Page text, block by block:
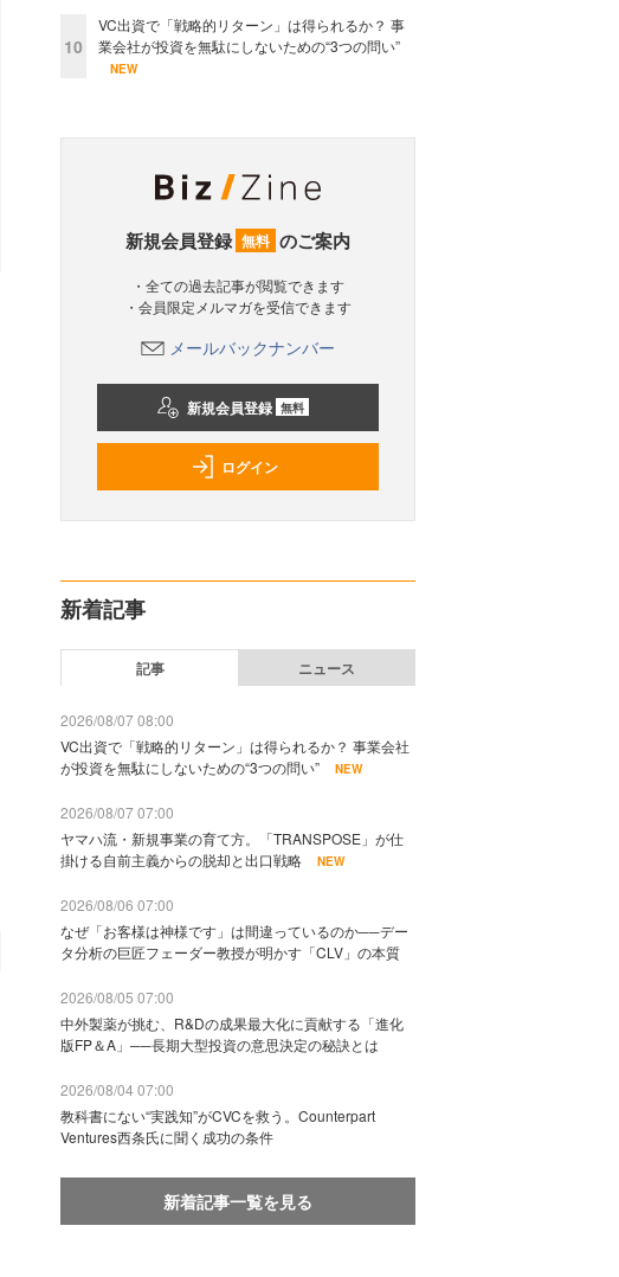
10
VC出資で「戦略的リターン」は得られるか？ 事
業会社が投資を無駄にしないための“3つの問い”
NEW
新規会員登録 無料 のご案内
・全ての過去記事が閲覧できます
・会員限定メルマガを受信できます
メールバックナンバー
新規会員登録 無料
ログイン
新着記事
記事 ニュース
2026/08/07 08:00
VC出資で「戦略的リターン」は得られるか？ 事業会社
が投資を無駄にしないための“3つの問い”
NEW
2026/08/07 07:00
ヤマハ流・新規事業の育て方。「TRANSPOSE」が仕
掛ける自前主義からの脱却と出口戦略
NEW
2026/08/06 07:00
なぜ「お客様は神様です」は間違っているのか──デー
タ分析の巨匠フェーダー教授が明かす「CLV」の本質
2026/08/05 07:00
中外製薬が挑む、R&Dの成果最大化に貢献する「進化
版FP＆A」──長期大型投資の意思決定の秘訣とは
2026/08/04 07:00
教科書にない“実践知”がCVCを救う。Counterpart
Ventures西条氏に聞く成功の条件
新着記事一覧を見る